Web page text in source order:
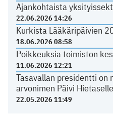
Ajankohtaista
22.06.2026 14:26
Kurkista Lääkäripäivien
18.06.2026 08:58
Poikkeuksia toimiston
11.06.2026 12:21
Tasavallan presidentti
arvonimen Päivi Hietaselle
22.05.2026 11:49